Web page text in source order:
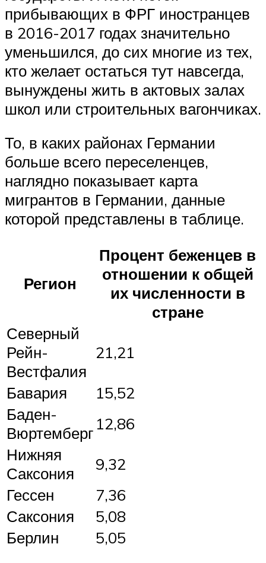
прибывающих в ФРГ иностранцев
в 2016-2017 годах значительно
уменьшился, до сих многие из тех,
кто желает остаться тут навсегда,
вынуждены жить в актовых залах
школ или строительных вагончиках.
То, в каких районах Германии
больше всего переселенцев,
наглядно показывает карта
мигрантов в Германии, данные
которой представлены в таблице.
Регион
Процент беженцев в
отношении к общей
их численности в
стране
Северный
Рейн-
Вестфалия
21,21
Бавария
15,52
Баден-
Вюртемберг 12,86
Нижняя
Саксония
9,32
Гессен
7,36
Саксония
5,08
Берлин
5,05